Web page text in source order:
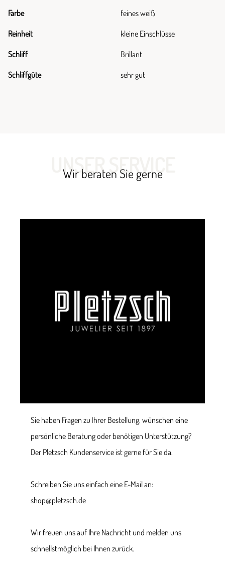
Farbe feines weiß
Reinheit kleine Einschlüsse
Schliff Brillant
Schliffgüte sehr gut
UNSER SERVICE
Wir beraten Sie gerne
Sie haben Fragen zu Ihrer Bestellung, wünschen eine
persönliche Beratung oder benötigen Unterstützung?
Der Pletzsch Kundenservice ist gerne für Sie da.
Schreiben Sie uns einfach eine E-Mail an:
shop@pletzsch.de
Wir freuen uns auf Ihre Nachricht und melden uns
schnellstmöglich bei Ihnen zurück.